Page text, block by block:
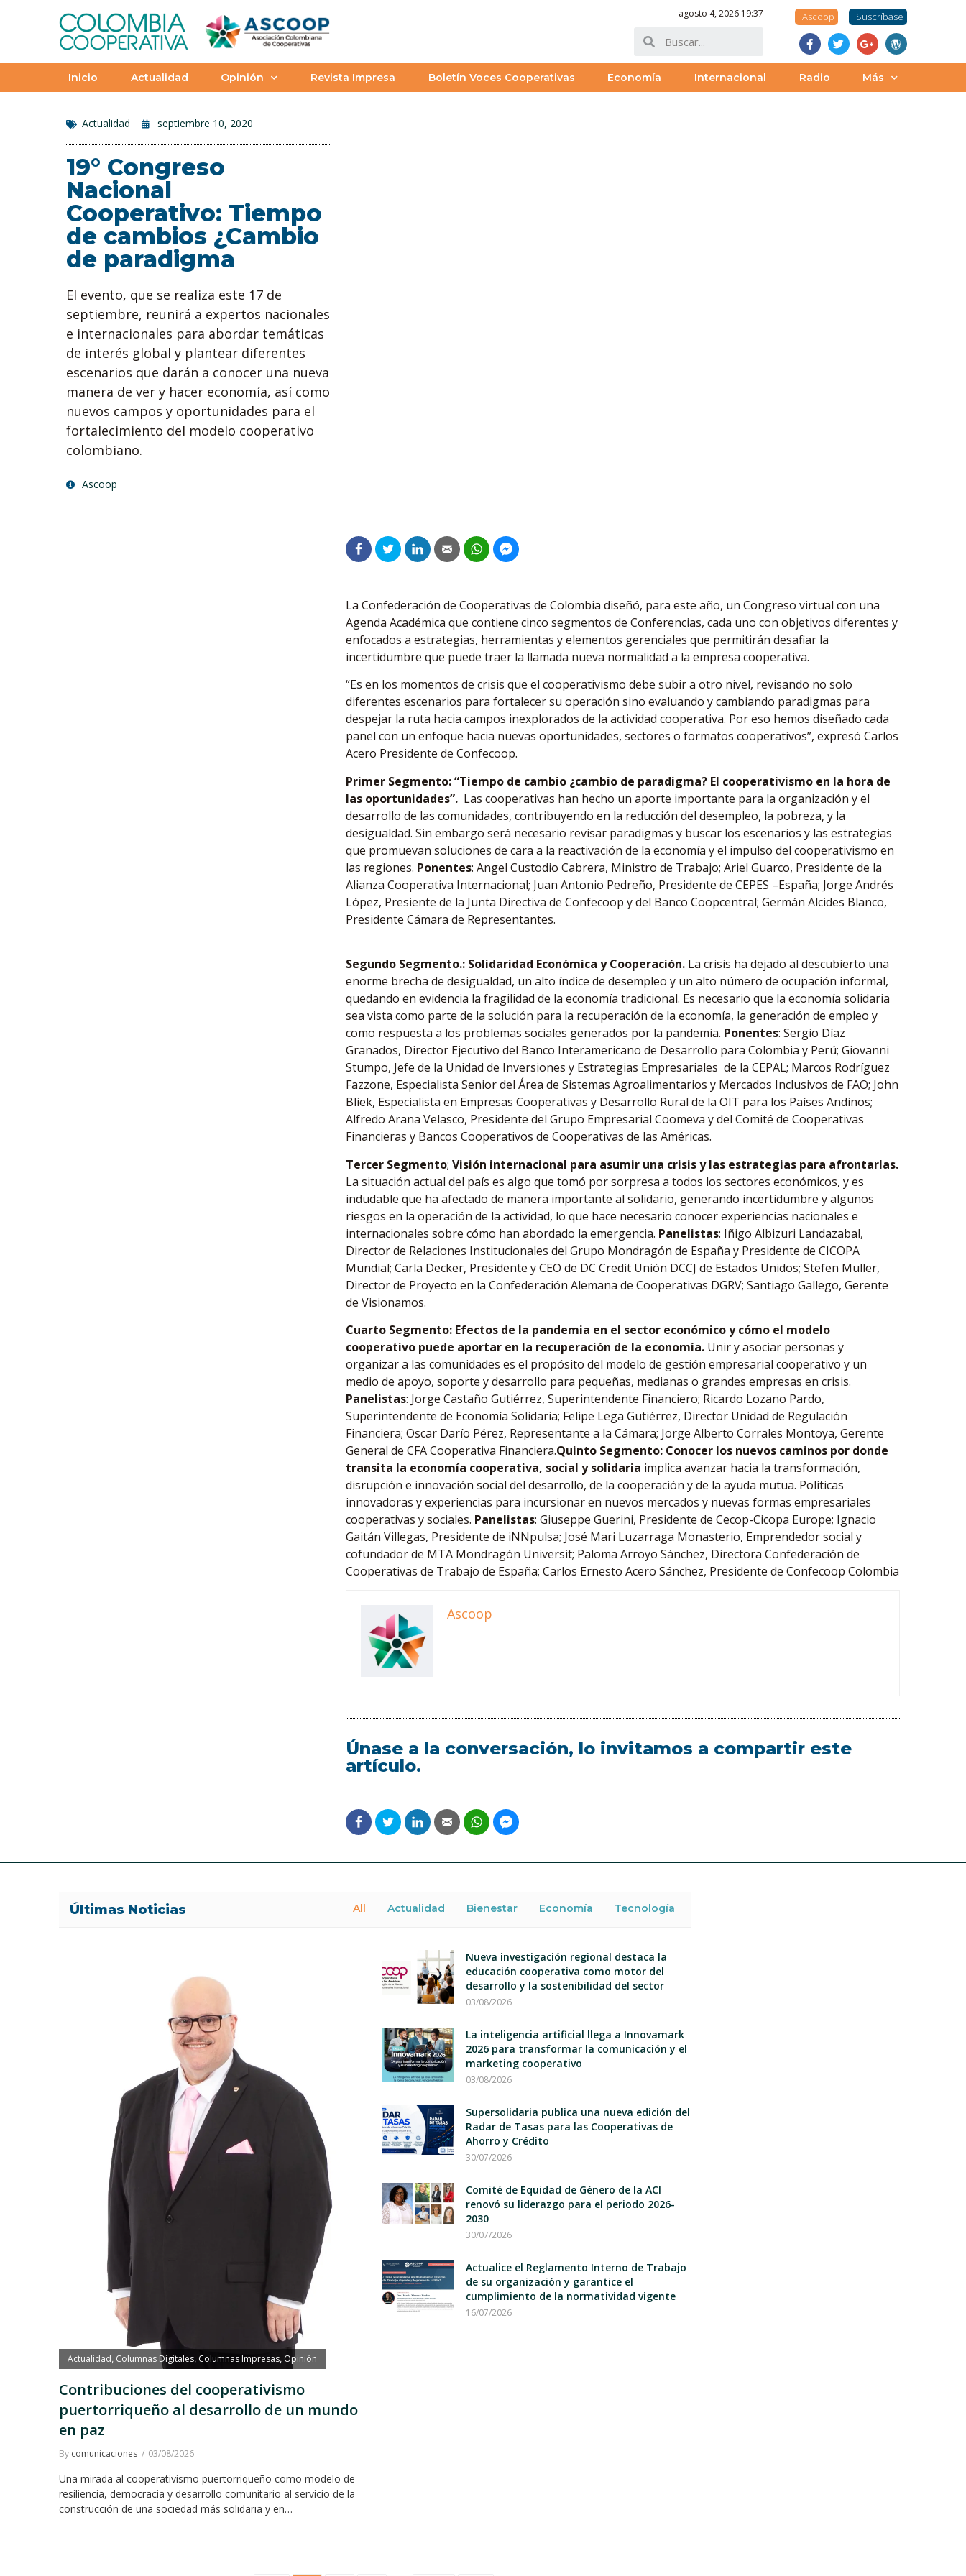
agosto 4, 2026 19:37 Ascoop Suscríbase
Inicio Actualidad Opinión Revista Impresa Boletín Voces Cooperativas Economía Internacional Radio Más
Actualidad septiembre 10, 2020
19° Congreso
Nacional
Cooperativo: Tiempo
de cambios ¿Cambio
de paradigma
El evento, que se realiza este 17 de
septiembre, reunirá a expertos nacionales
e internacionales para abordar temáticas
de interés global y plantear diferentes
escenarios que darán a conocer una nueva
manera de ver y hacer economía, así como
nuevos campos y oportunidades para el
fortalecimiento del modelo cooperativo
colombiano.
Ascoop
La Confederación de Cooperativas de Colombia diseñó, para este año, un Congreso virtual con una
Agenda Académica que contiene cinco segmentos de Conferencias, cada uno con objetivos diferentes y
enfocados a estrategias, herramientas y elementos gerenciales que permitirán desafiar la
incertidumbre que puede traer la llamada nueva normalidad a la empresa cooperativa.
“Es en los momentos de crisis que el cooperativismo debe subir a otro nivel, revisando no solo
diferentes escenarios para fortalecer su operación sino evaluando y cambiando paradigmas para
despejar la ruta hacia campos inexplorados de la actividad cooperativa. Por eso hemos diseñado cada
panel con un enfoque hacia nuevas oportunidades, sectores o formatos cooperativos”, expresó Carlos
Acero Presidente de Confecoop.
Primer Segmento: “Tiempo de cambio ¿cambio de paradigma? El cooperativismo en la hora de
las oportunidades”. Las cooperativas han hecho un aporte importante para la organización y el
desarrollo de las comunidades, contribuyendo en la reducción del desempleo, la pobreza, y la
desigualdad. Sin embargo será necesario revisar paradigmas y buscar los escenarios y las estrategias
que promuevan soluciones de cara a la reactivación de la economía y el impulso del cooperativismo en
las regiones. Ponentes: Angel Custodio Cabrera, Ministro de Trabajo; Ariel Guarco, Presidente de la
Alianza Cooperativa Internacional; Juan Antonio Pedreño, Presidente de CEPES –España; Jorge Andrés
López, Presiente de la Junta Directiva de Confecoop y del Banco Coopcentral; Germán Alcides Blanco,
Presidente Cámara de Representantes.
Segundo Segmento.: Solidaridad Económica y Cooperación. La crisis ha dejado al descubierto una
enorme brecha de desigualdad, un alto índice de desempleo y un alto número de ocupación informal,
quedando en evidencia la fragilidad de la economía tradicional. Es necesario que la economía solidaria
sea vista como parte de la solución para la recuperación de la economía, la generación de empleo y
como respuesta a los problemas sociales generados por la pandemia. Ponentes: Sergio Díaz
Granados, Director Ejecutivo del Banco Interamericano de Desarrollo para Colombia y Perú; Giovanni
Stumpo, Jefe de la Unidad de Inversiones y Estrategias Empresariales de la CEPAL; Marcos Rodríguez
Fazzone, Especialista Senior del Área de Sistemas Agroalimentarios y Mercados Inclusivos de FAO; John
Bliek, Especialista en Empresas Cooperativas y Desarrollo Rural de la OIT para los Países Andinos;
Alfredo Arana Velasco, Presidente del Grupo Empresarial Coomeva y del Comité de Cooperativas
Financieras y Bancos Cooperativos de Cooperativas de las Américas.
Tercer Segmento;Visión internacional para asumir una crisis y las estrategias para afrontarlas.
La situación actual del país es algo que tomó por sorpresa a todos los sectores económicos, y es
indudable que ha afectado de manera importante al solidario, generando incertidumbre y algunos
riesgos en la operación de la actividad, lo que hace necesario conocer experiencias nacionales e
internacionales sobre cómo han abordado la emergencia. Panelistas: Iñigo Albizuri Landazabal,
Director de Relaciones Institucionales del Grupo Mondragón de España y Presidente de CICOPA
Mundial; Carla Decker, Presidente y CEO de DC Credit Unión DCCJ de Estados Unidos; Stefen Muller,
Director de Proyecto en la Confederación Alemana de Cooperativas DGRV; Santiago Gallego, Gerente
de Visionamos.
Cuarto Segmento: Efectos de la pandemia en el sector económico y cómo el modelo
cooperativo puede aportar en la recuperación de la economía. Unir y asociar personas y
organizar a las comunidades es el propósito del modelo de gestión empresarial cooperativo y un
medio de apoyo, soporte y desarrollo para pequeñas, medianas o grandes empresas en crisis.
Panelistas: Jorge Castaño Gutiérrez, Superintendente Financiero; Ricardo Lozano Pardo,
Superintendente de Economía Solidaria; Felipe Lega Gutiérrez, Director Unidad de Regulación
Financiera; Oscar Darío Pérez, Representante a la Cámara; Jorge Alberto Corrales Montoya, Gerente
General de CFA Cooperativa Financiera.Quinto Segmento: Conocer los nuevos caminos por donde
transita la economía cooperativa, social y solidaria implica avanzar hacia la transformación,
disrupción e innovación social del desarrollo, de la cooperación y de la ayuda mutua. Políticas
innovadoras y experiencias para incursionar en nuevos mercados y nuevas formas empresariales
cooperativas y sociales. Panelistas: Giuseppe Guerini, Presidente de Cecop-Cicopa Europe; Ignacio
Gaitán Villegas, Presidente de iNNpulsa; José Mari Luzarraga Monasterio, Emprendedor social y
cofundador de MTA Mondragón Universit; Paloma Arroyo Sánchez, Directora Confederación de
Cooperativas de Trabajo de España; Carlos Ernesto Acero Sánchez, Presidente de Confecoop Colombia
Ascoop
Únase a la conversación, lo invitamos a compartir este
artículo.
Últimas Noticias All Actualidad Bienestar Economía Tecnología
Actualidad Columnas Digitales, Columnas Impresas, Opinión
Contribuciones del cooperativismo
puertorriqueño al desarrollo de un mundo
en paz
By comunicaciones 03/08/2026
Una mirada al cooperativismo puertorriqueño como modelo de
resiliencia, democracia y desarrollo comunitario al servicio de la
construcción de una sociedad más solidaria y en…
Nueva investigación regional destaca la
educación cooperativa como motor del
desarrollo y la sostenibilidad del sector
03/08/2026
La inteligencia artificial llega a Innovamark
2026 para transformar la comunicación y el
marketing cooperativo
03/08/2026
Supersolidaria publica una nueva edición del
Radar de Tasas para las Cooperativas de
Ahorro y Crédito
30/07/2026
Comité de Equidad de Género de la ACI
renovó su liderazgo para el periodo 2026-
2030
30/07/2026
Actualice el Reglamento Interno de Trabajo
de su organización y garantice el
cumplimiento de la normatividad vigente
16/07/2026